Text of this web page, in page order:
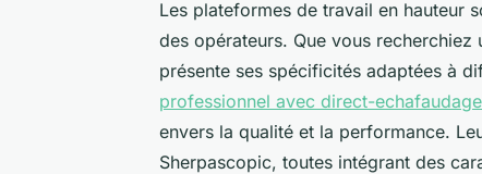
Les plateformes de travail en hauteur
des opérateurs. Que vous
présente ses spécificités adaptées à
professionnel avec direct-
envers la qualité et la performance.
Sherpascopic, toutes intégrant des